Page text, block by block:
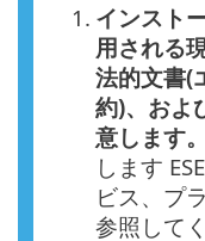
1. インスト
用される
法的文書(
約)、およ
意します。
します
ビス、プ
参照して